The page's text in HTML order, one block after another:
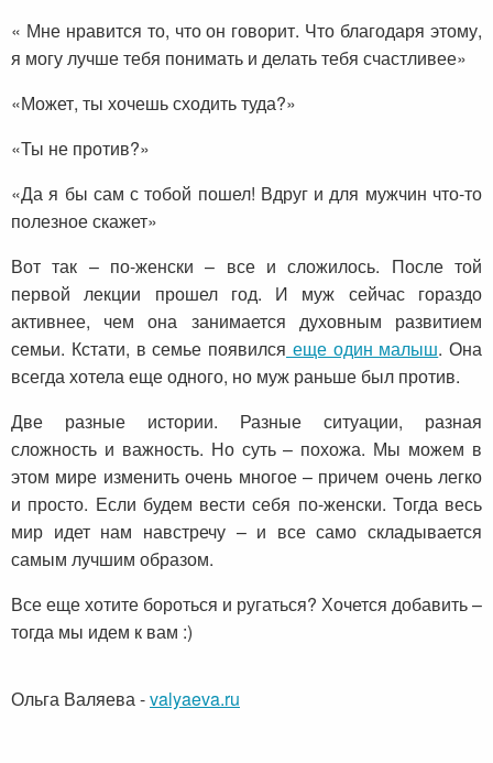
« Мне нравится то, что он говорит. Что благодаря этому,
я могу лучше тебя понимать и делать тебя счастливее»
«Может, ты хочешь сходить туда?»
«Ты не против?»
«Да я бы сам с тобой пошел! Вдруг и для мужчин что-то
полезное скажет»
Вот так – по-женски – все и сложилось. После той
первой лекции прошел год. И муж сейчас гораздо
активнее, чем она занимается духовным развитием
семьи. Кстати, в семье появился еще один малыш. Она
всегда хотела еще одного, но муж раньше был против.
Две разные истории. Разные ситуации, разная
сложность и важность. Но суть – похожа. Мы можем в
этом мире изменить очень многое – причем очень легко
и просто. Если будем вести себя по-женски. Тогда весь
мир идет нам навстречу – и все само складывается
самым лучшим образом.
Все еще хотите бороться и ругаться? Хочется добавить –
тогда мы идем к вам :)
Ольга Валяева-valyaeva.ru